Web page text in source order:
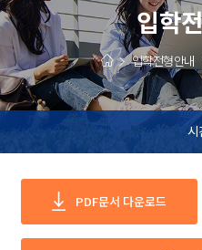
입학
입학전형안내
시
PDF문서 다운로드